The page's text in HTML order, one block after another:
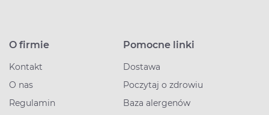
O firmie
Kontakt
O nas
Regulamin
Pomocne linki
Dostawa
Poczytaj o zdrowiu
Baza alergenów